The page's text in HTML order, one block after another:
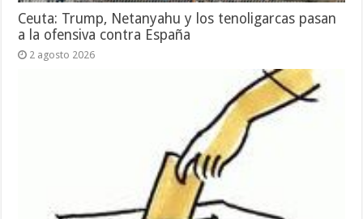
Ceuta: Trump, Netanyahu y los tenoligarcas pasan
a la ofensiva contra España
2 agosto 2026